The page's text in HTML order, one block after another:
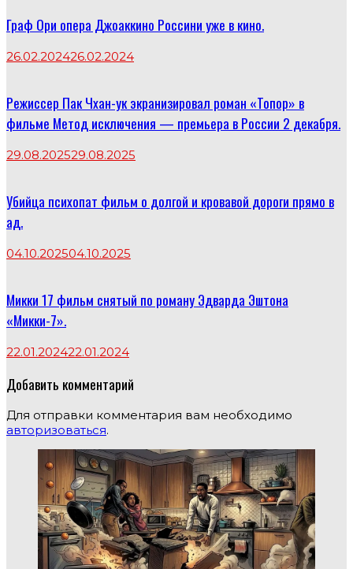
Граф Ори опера Джоаккино Россини уже в кино.
26.02.202426.02.2024
Режиссер Пак Чхан-ук экранизировал роман «Топор» в
фильме Метод исключения — премьера в России 2 декабря.
29.08.202529.08.2025
Убийца психопат фильм о долгой и кровавой дороги прямо в
ад.
04.10.202504.10.2025
Микки 17 фильм снятый по роману Эдварда Эштона
«Микки-7».
22.01.202422.01.2024
Добавить комментарий
Для отправки комментария вам необходимо
авторизоваться.